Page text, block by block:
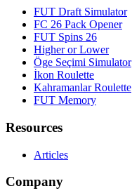
FUT Draft Simulator
FC 26 Pack Opener
FUT Spins 26
Higher or Lower
Öge Seçimi Simulator
İkon Roulette
Kahramanlar Roulette
FUT Memory
Resources
Articles
Company